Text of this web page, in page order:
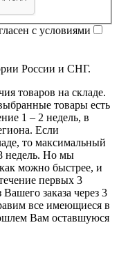
с условиями
России и СНГ.
товаров на складе.
товары есть
1 – 2 недель, в
Если
то максимальный
недель. Но мы
как можно быстрее, и
первых 3
заказа через 3
все имеющиеся в
Вам оставшуюся